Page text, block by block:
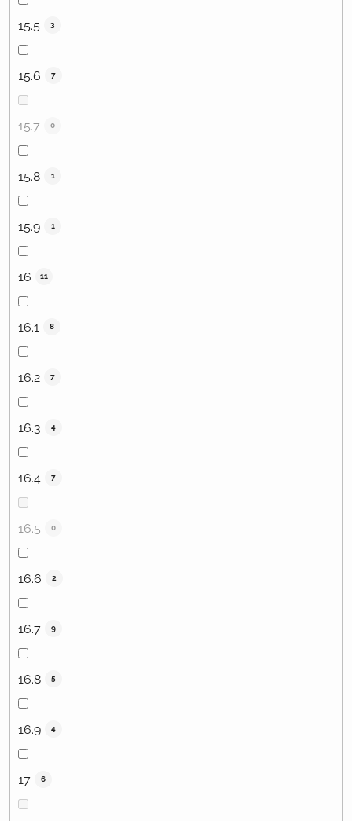
15.5 3
15.6 7
15.7 0
15.8 1
15.9 1
16 11
16.1 8
16.2 7
16.3 4
16.4 7
16.5 0
16.6 2
16.7 9
16.8 5
16.9 4
17 6